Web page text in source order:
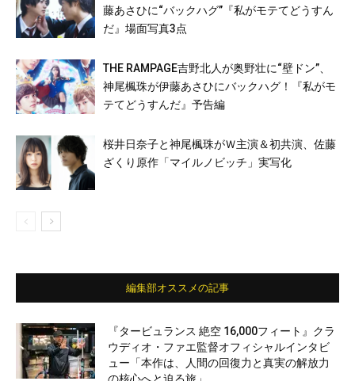
藤あさひに“バックハグ”『私がモテてどうすん
だ』場面写真3点
THE RAMPAGE吉野北人が奥野壮に“壁ドン”、
神尾楓珠が伊藤あさひにバックハグ！『私がモ
テてどうすんだ』予告編
桜井日奈子と神尾楓珠がＷ主演＆初共演、佐藤
ざくり原作「マイルノビッチ」実写化
編集部オススメの記事
『タービュランス 絶空 16,000フィート』クラ
ウディオ・ファエ監督オフィシャルインタビ
ュー「本作は、人間の回復力と真実の解放力